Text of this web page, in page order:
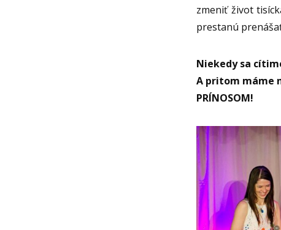
zmeniť život
prestanú
Niekedy sa
A pritom máme
PRÍNOSOM!